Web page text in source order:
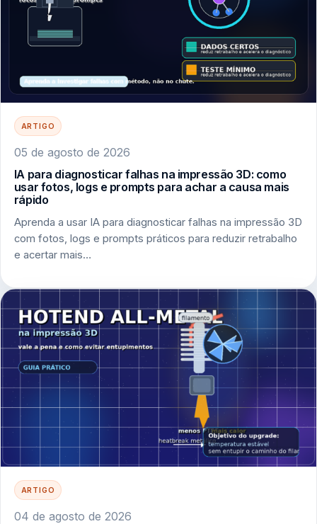
ARTIGO
05 de agosto de 2026
IA para diagnosticar falhas na impressão 3D: como
usar fotos, logs e prompts para achar a causa mais
rápido
Aprenda a usar IA para diagnosticar falhas na impressão 3D
com fotos, logs e prompts práticos para reduzir retrabalho
e acertar mais…
ARTIGO
04 de agosto de 2026